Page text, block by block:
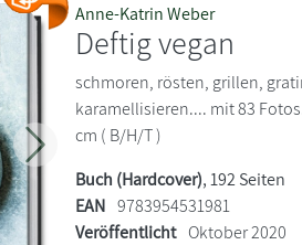
Weiter
Anne-Katrin Weber
Deftig vegan
schmoren, rösten, grillen,
karamellisieren.... mit 83
cm ( B/H/T )
Buch (Hardcover), 192 Seiten
EAN 9783954531981
Veröffentlicht Oktober 2020